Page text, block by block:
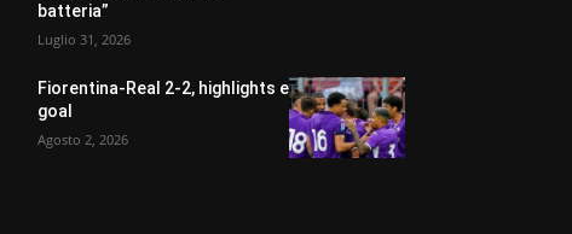
batteria”
Luglio 31, 2026
Fiorentina-Real 2-2, highlights e
goal
Agosto 2, 2026